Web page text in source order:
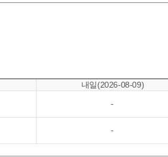
내일(2026-08-09)
-
-